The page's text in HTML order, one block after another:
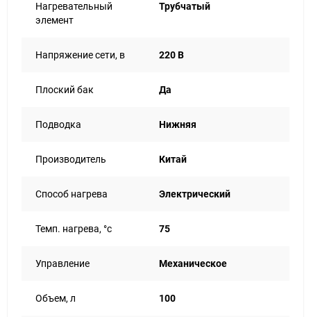
Нагревательный
элемент
Трубчатый
Напряжение сети, в 220 В
Плоский бак Да
Подводка Нижняя
Производитель Китай
Способ нагрева Электрический
Темп. нагрева, °с 75
Управление Механическое
Объем, л 100